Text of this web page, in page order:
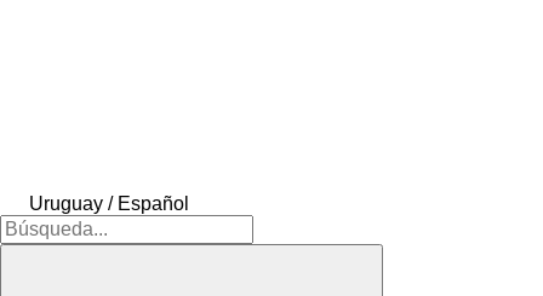
Uruguay / Español